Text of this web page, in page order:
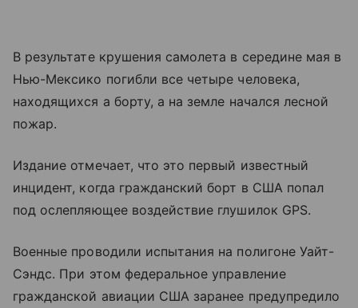
В результате крушения самолета в середине мая в
Нью-Мексико погибли все четыре человека,
находящихся а борту, а на земле начался лесной
пожар.
Издание отмечает, что это первый известный
инцидент, когда гражданский борт в США попал
под ослепляющее воздействие глушилок GPS.
Военные проводили испытания на полигоне Уайт-
Сэндс. При этом федеральное управление
гражданской авиации США заранее предупредило